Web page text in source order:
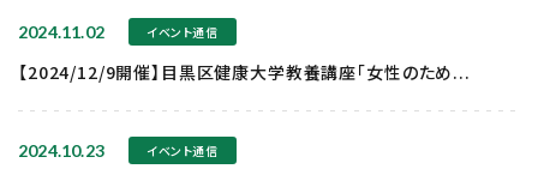
2024.11.02 イベント通信
【2024/12/9開催】目黒区健康大学教養講座「女性のため...
2024.10.23 イベント通信